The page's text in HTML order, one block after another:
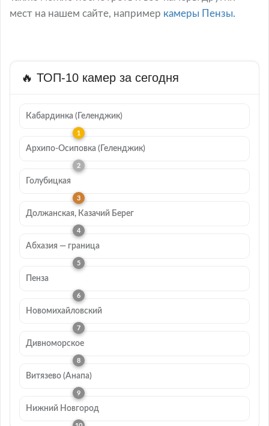
мест на нашем сайте, например камеры Пензы.
🔥 ТОП-10 камер за сегодня
Кабардинка (Геленджик)
Архипо-Осиповка (Геленджик)
Голубицкая
Должанская, Казачий Берег
Абхазия — граница
Пенза
Новомихайловский
Дивноморское
Витязево (Анапа)
Нижний Новгород